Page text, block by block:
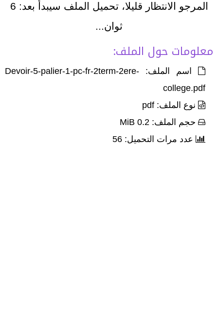
المرجو الانتظار قليلا، تحميل الملف سيبدأ بعد: 6
ثوان...
معلومات حول الملف:
اسم الملف: Devoir-5-palier-1-pc-fr-2term-2ere-
college.pdf
نوع الملف: pdf
حجم الملف: 0.2 MiB
عدد مرات التحميل: 56